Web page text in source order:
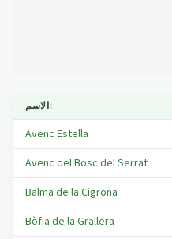
الاسم↕
Avenc Estella
Avenc del Bosc del Serrat
Balma de la Cigrona
Bòfia de la Grallera